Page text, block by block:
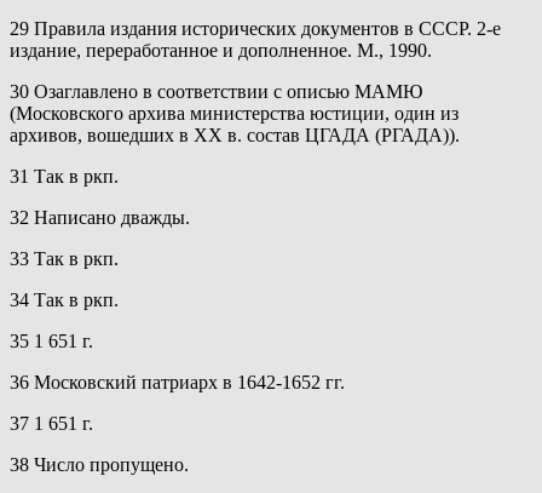
29 Правила издания исторических документов в СССР. 2-е
издание, переработанное и дополненное. М., 1990.
30 Озаглавлено в соответствии с описью МАМЮ
(Московского архива министерства юстиции, один из
архивов, вошедших в XX в. состав ЦГАДА (РГАДА)).
31 Так в ркп.
32 Написано дважды.
33 Так в ркп.
34 Так в ркп.
35 1 651 г.
36 Московский патриарх в 1642-1652 гг.
37 1 651 г.
38 Число пропущено.